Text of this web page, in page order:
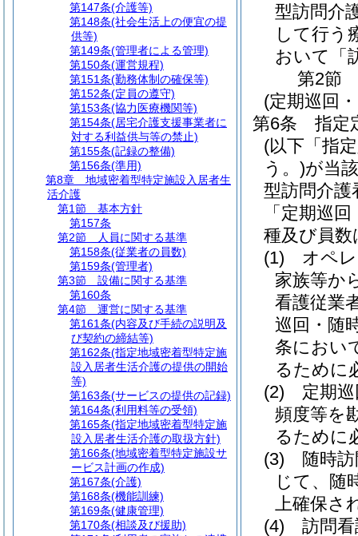
型訪問介
して行う
おいて「
第2節
(定期巡回
第6条
指定
(以下「指
う。)が当
型訪問介護
「定期巡
種及び員
(1)
オペ
家族等か
看護従業
巡回・随
条におい
るために
(2)
定期
頻度等を
るために
(3)
随時
じて、随
上確保さ
(4)
訪問
第147条(介護等)
第148条(社会生活上の便宜の提
供等)
第149条(管理者による管理)
第150条(運営規程)
第151条(勤務体制の確保等)
第152条(定員の遵守)
第153条(協力医療機関等)
第154条(居宅介護支援事業者に
対する利益供与等の禁止)
第155条(記録の整備)
第156条(準用)
第8章
地域密着型特定施設入居者生
活介護
第1節
基本方針
第157条
第2節
人員に関する基準
第158条(従業者の員数)
第159条(管理者)
第3節
設備に関する基準
第160条
第4節
運営に関する基準
第161条(内容及び手続の説明及
び契約の締結等)
第162条(指定地域密着型特定施
設入居者生活介護の提供の開始
等)
第163条(サービスの提供の記録)
第164条(利用料等の受領)
第165条(指定地域密着型特定施
設入居者生活介護の取扱方針)
第166条(地域密着型特定施設サ
ービス計画の作成)
第167条(介護)
第168条(機能訓練)
第169条(健康管理)
第170条(相談及び援助)